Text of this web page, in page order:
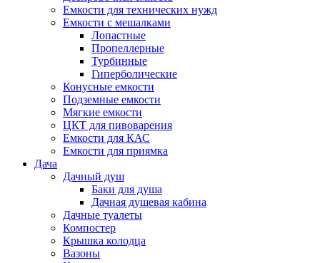
Емкости для технических нужд
Емкости с мешалками
Лопастные
Пропеллерные
Турбинные
Гиперболические
Конусные емкости
Подземные емкости
Мягкие емкости
ЦКТ для пивоварения
Емкости для КАС
Емкости для приямка
Дача
Дачный душ
Баки для душа
Дачная душевая кабина
Дачные туалеты
Компостер
Крышка колодца
Вазоны